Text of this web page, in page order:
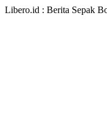
Libero.id : Berita Sepak